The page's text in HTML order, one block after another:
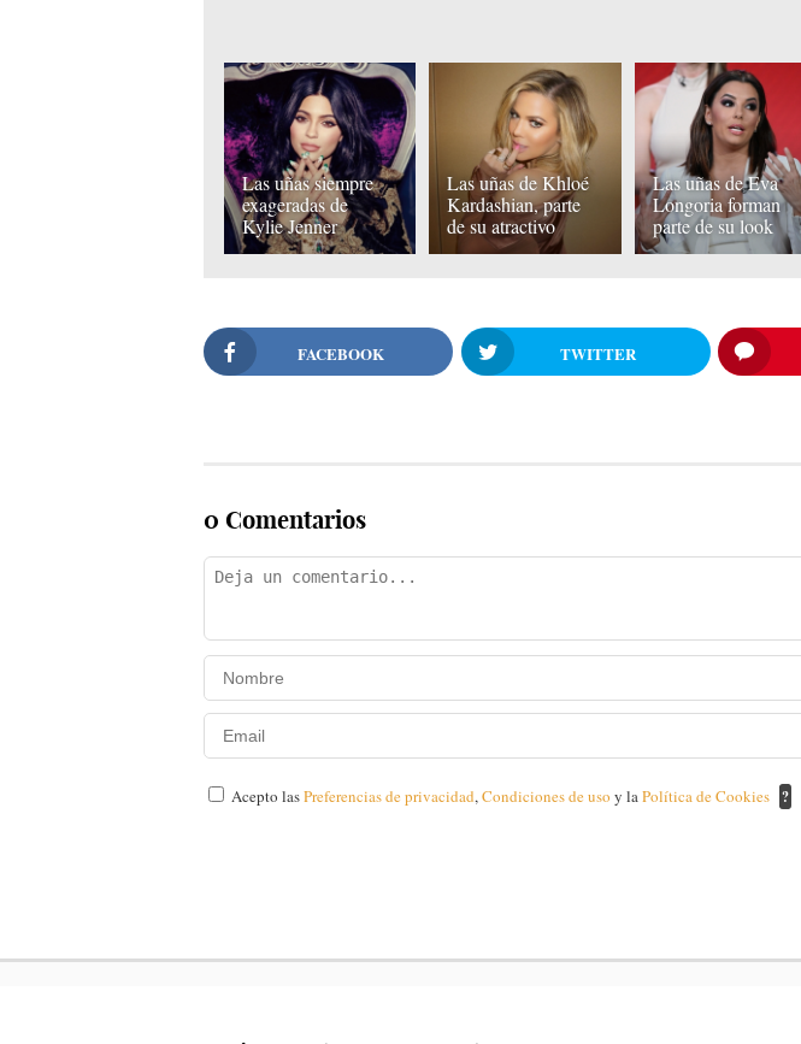
Las uñas siempre
exageradas de
Kylie Jenner
Las uñas de Khloé
Kardashian, parte
de su atractivo
Las uñas de Eva
Longoria forman
parte de su look
FACEBOOK TWITTER
0 Comentarios
Acepto lasPreferencias de privacidad,Condiciones de usoy laPolítica de Cookies ?